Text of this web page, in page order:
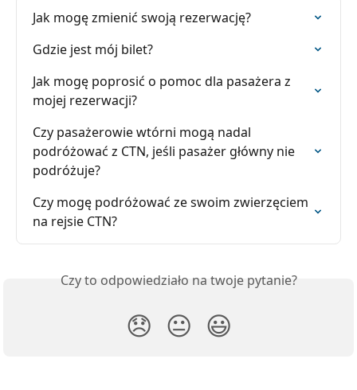
Jak mogę zmienić swoją rezerwację?
Gdzie jest mój bilet?
Jak mogę poprosić o pomoc dla pasażera z
mojej rezerwacji?
Czy pasażerowie wtórni mogą nadal
podróżować z CTN, jeśli pasażer główny nie
podróżuje?
Czy mogę podróżować ze swoim zwierzęciem
na rejsie CTN?
Czy to odpowiedziało na twoje pytanie?
😞 😐 😃